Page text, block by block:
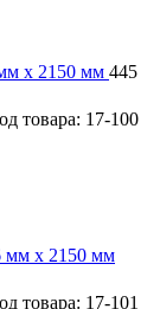
х 2150 мм 445
товара: 17-100
мм х 2150 мм
товара: 17-101